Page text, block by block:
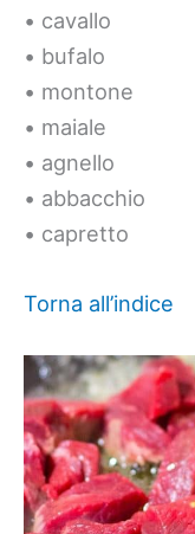
• cavallo
• bufalo
• montone
• maiale
• agnello
• abbacchio
• capretto
Torna all’indice